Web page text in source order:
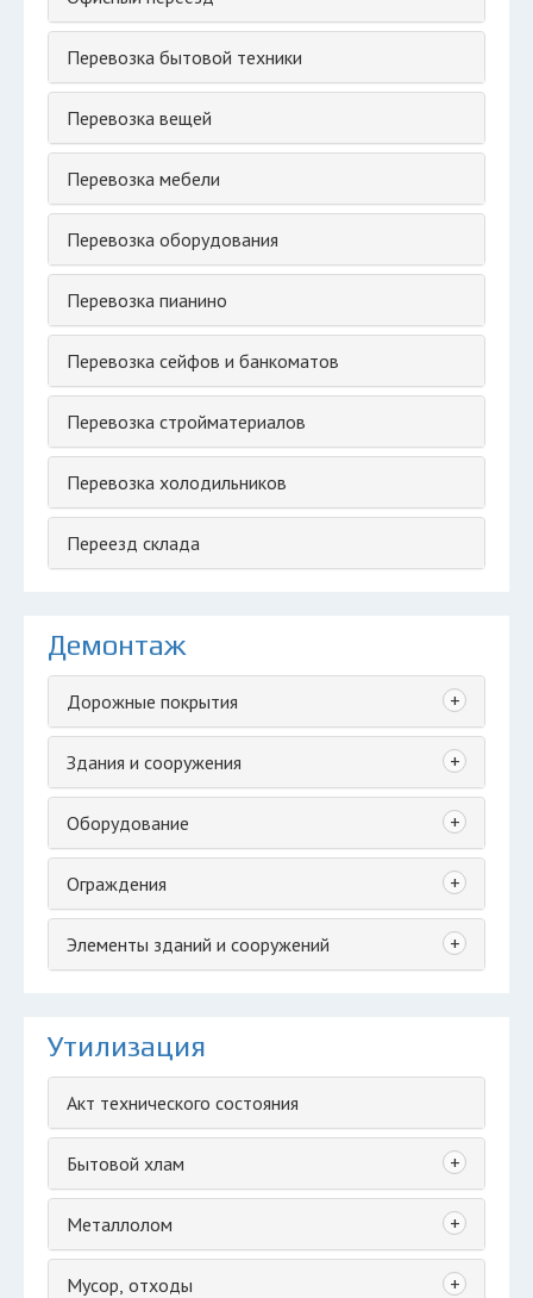
Перевозка бытовой техники
Перевозка вещей
Перевозка мебели
Перевозка оборудования
Перевозка пианино
Перевозка сейфов и банкоматов
Перевозка стройматериалов
Перевозка холодильников
Переезд склада
Демонтаж
Дорожные покрытия +
Здания и сооружения +
Оборудование +
Ограждения +
Элементы зданий и сооружений +
Утилизация
Акт технического состояния
Бытовой хлам +
Металлолом +
Мусор, отходы +